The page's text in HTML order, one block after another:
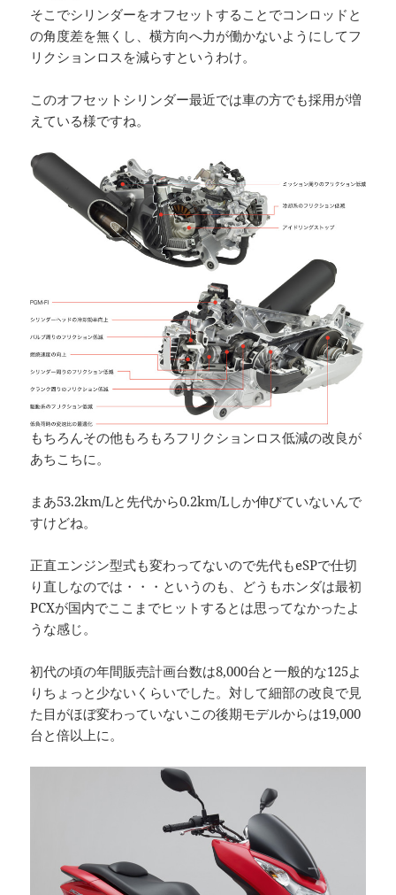
そこでシリンダーをオフセットすることでコンロッドと
の角度差を無くし、横方向へ力が働かないようにしてフ
リクションロスを減らすというわけ。
このオフセットシリンダー最近では車の方でも採用が増
えている様ですね。
もちろんその他もろもろフリクションロス低減の改良が
あちこちに。
まあ53.2km/Lと先代から0.2km/Lしか伸びていないんで
すけどね。
正直エンジン型式も変わってないので先代もeSPで仕切
り直しなのでは・・・というのも、どうもホンダは最初
PCXが国内でここまでヒットするとは思ってなかったよ
うな感じ。
初代の頃の年間販売計画台数は8,000台と一般的な125よ
りちょっと少ないくらいでした。対して細部の改良で見
た目がほぼ変わっていないこの後期モデルからは19,000
台と倍以上に。